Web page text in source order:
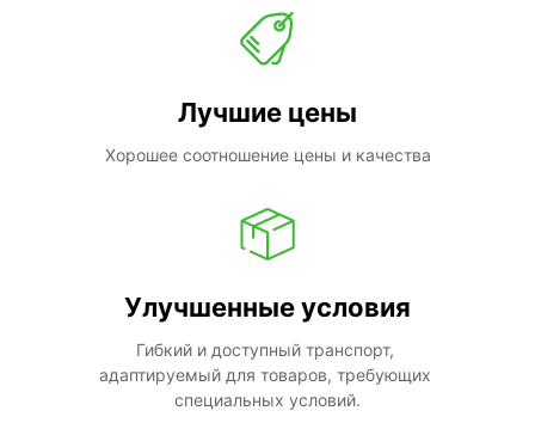
Лучшие цены
Хорошее соотношение цены и качества
Улучшенные условия
Гибкий и доступный транспорт,
адаптируемый для товаров, требующих
специальных условий.